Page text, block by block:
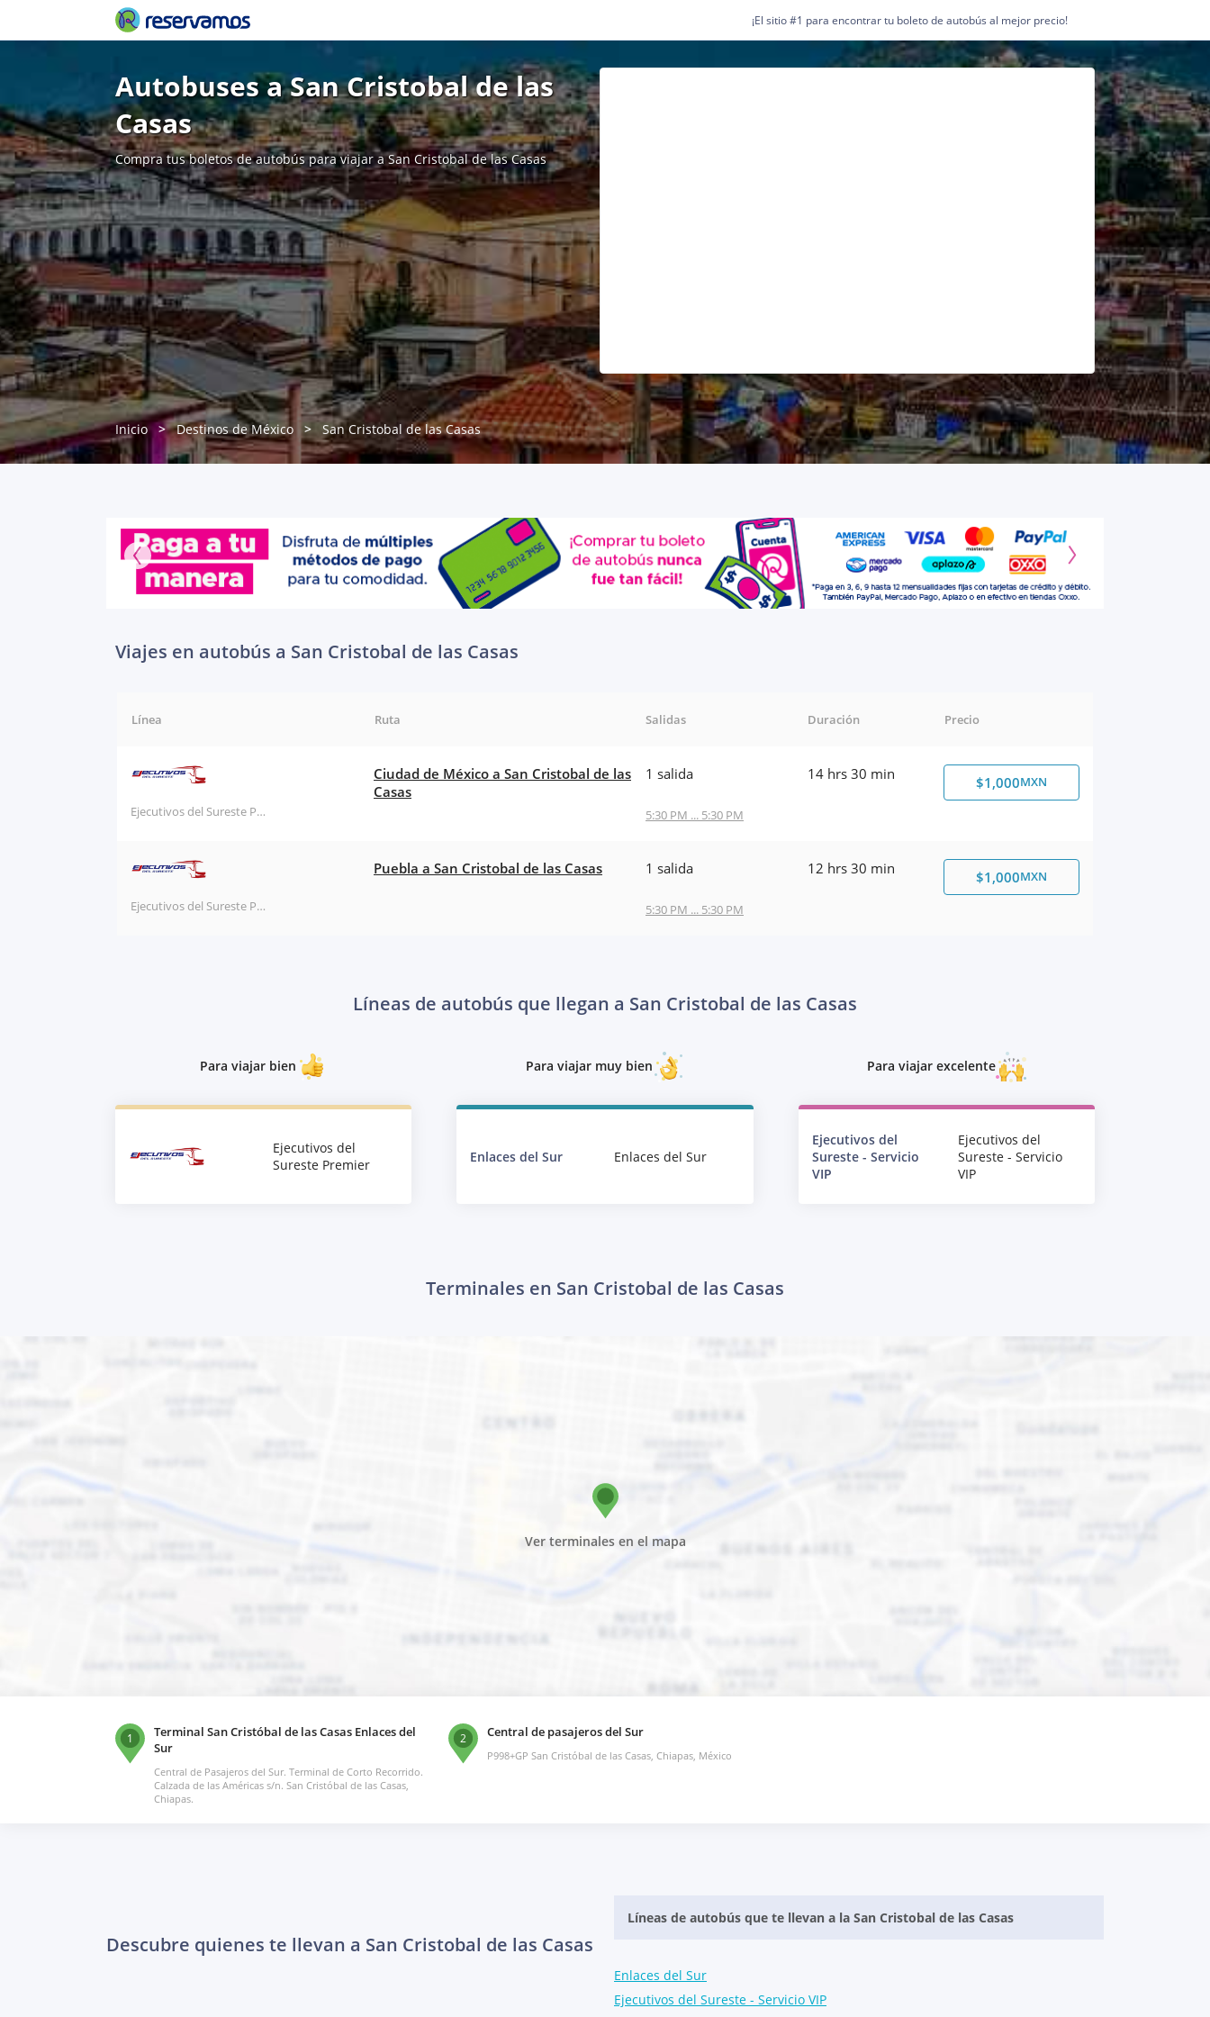
¡El sitio #1 para encontrar tu boleto de autobús al mejor precio!
Autobuses a San Cristobal de las
Casas
Compra tus boletos de autobús para viajar a San Cristobal de las Casas
Inicio Destinos de México San Cristobal de las Casas
Viajes en autobús a San Cristobal de las Casas
Línea Ruta Salidas Duración Precio
Ejecutivos del Sureste Premier
Ciudad de México a San Cristobal de las
Casas
1 salida
5:30 PM ... 5:30 PM
14 hrs 30 min $1,000MXN
Ejecutivos del Sureste Premier
Puebla a San Cristobal de las Casas 1 salida
5:30 PM ... 5:30 PM
12 hrs 30 min $1,000MXN
Líneas de autobús que llegan a San Cristobal de las Casas
Para viajar bien
Ejecutivos del
Sureste Premier
Para viajar muy bien
Enlaces del Sur Enlaces del Sur
Para viajar excelente
Ejecutivos del
Sureste - Servicio
VIP
Ejecutivos del
Sureste - Servicio
VIP
Terminales en San Cristobal de las Casas
Ver terminales en el mapa
1
Terminal San Cristóbal de las Casas Enlaces del
Sur
Central de Pasajeros del Sur. Terminal de Corto Recorrido.
Calzada de las Américas s/n. San Cristóbal de las Casas,
Chiapas.
2 Central de pasajeros del Sur
P998+GP San Cristóbal de las Casas, Chiapas, México
Descubre quienes te llevan a San Cristobal de las Casas
Líneas de autobús que te llevan a la San Cristobal de las Casas
Enlaces del Sur
Ejecutivos del Sureste - Servicio VIP